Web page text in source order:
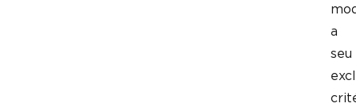
a
seu